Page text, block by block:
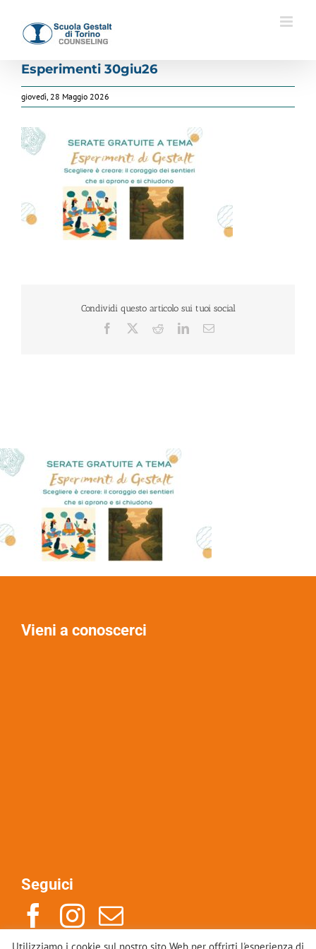
contenuto
Esperimenti 30giu26
giovedì, 28 Maggio 2026
Condividi questo articolo sui tuoi social
Facebook RedditLinkedInEmail
Vieni a conoscerci
Seguici